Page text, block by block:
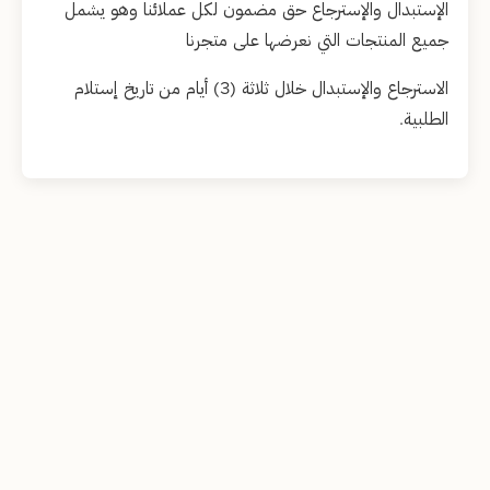
الإستبدال والإسترجاع حق مضمون لكل عملائنا وهو يشمل
جميع المنتجات التي نعرضها على متجرنا
الاسترجاع والإستبدال خلال ثلاثة (3) أيام من تاريخ إستلام
الطلبية.